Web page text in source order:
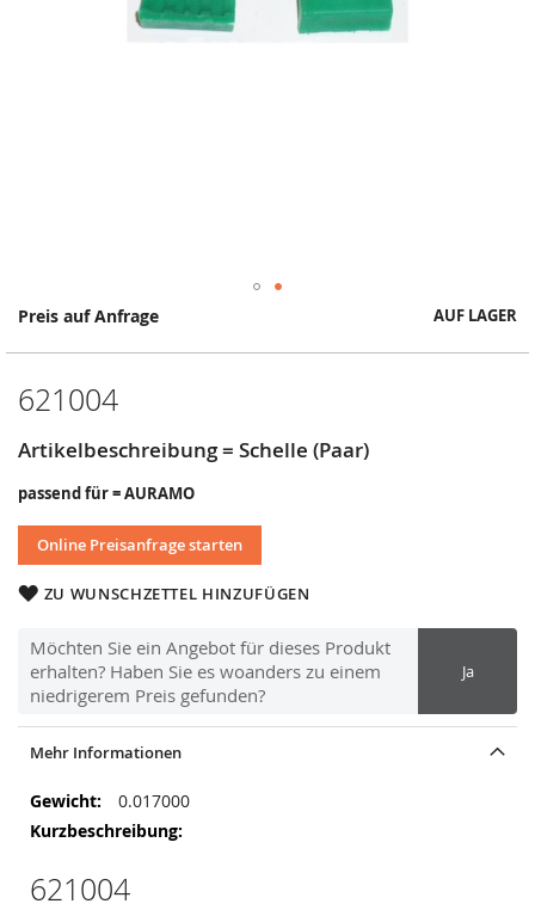
Preis auf Anfrage AUF LAGER
621004
Artikelbeschreibung = Schelle (Paar)
passend für = AURAMO
Online Preisanfrage starten
ZU WUNSCHZETTEL HINZUFÜGEN
Möchten Sie ein Angebot für dieses Produkt
erhalten? Haben Sie es woanders zu einem
niedrigerem Preis gefunden?
Ja
Springe
Anfang
Bildergalerie
Mehr Informationen
Mehr
Informationen
0.017000
621004